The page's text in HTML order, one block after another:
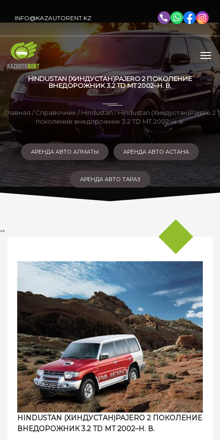
INFO@KAZAUTORENT.KZ
HINDUSTAN (ХИНДУСТАН)PAJERO 2 ПОКОЛЕНИЕ
ВНЕДОРОЖНИК 3.2 TD MT 2002–Н. В.
Главная /Справочник/Hindustan/ Hindustan (Хиндустан)Pajero 2
поколение внедорожник 3.2 TD MT 2002–н. в.
АРЕНДА АВТО АЛМАТЫ АРЕНДА АВТО АСТАНА
АРЕНДА АВТО ТАРАЗ
**
HINDUSTAN (ХИНДУСТАН)PAJERO 2 ПОКОЛЕНИЕ
ВНЕДОРОЖНИК 3.2 TD MT 2002–Н. В.